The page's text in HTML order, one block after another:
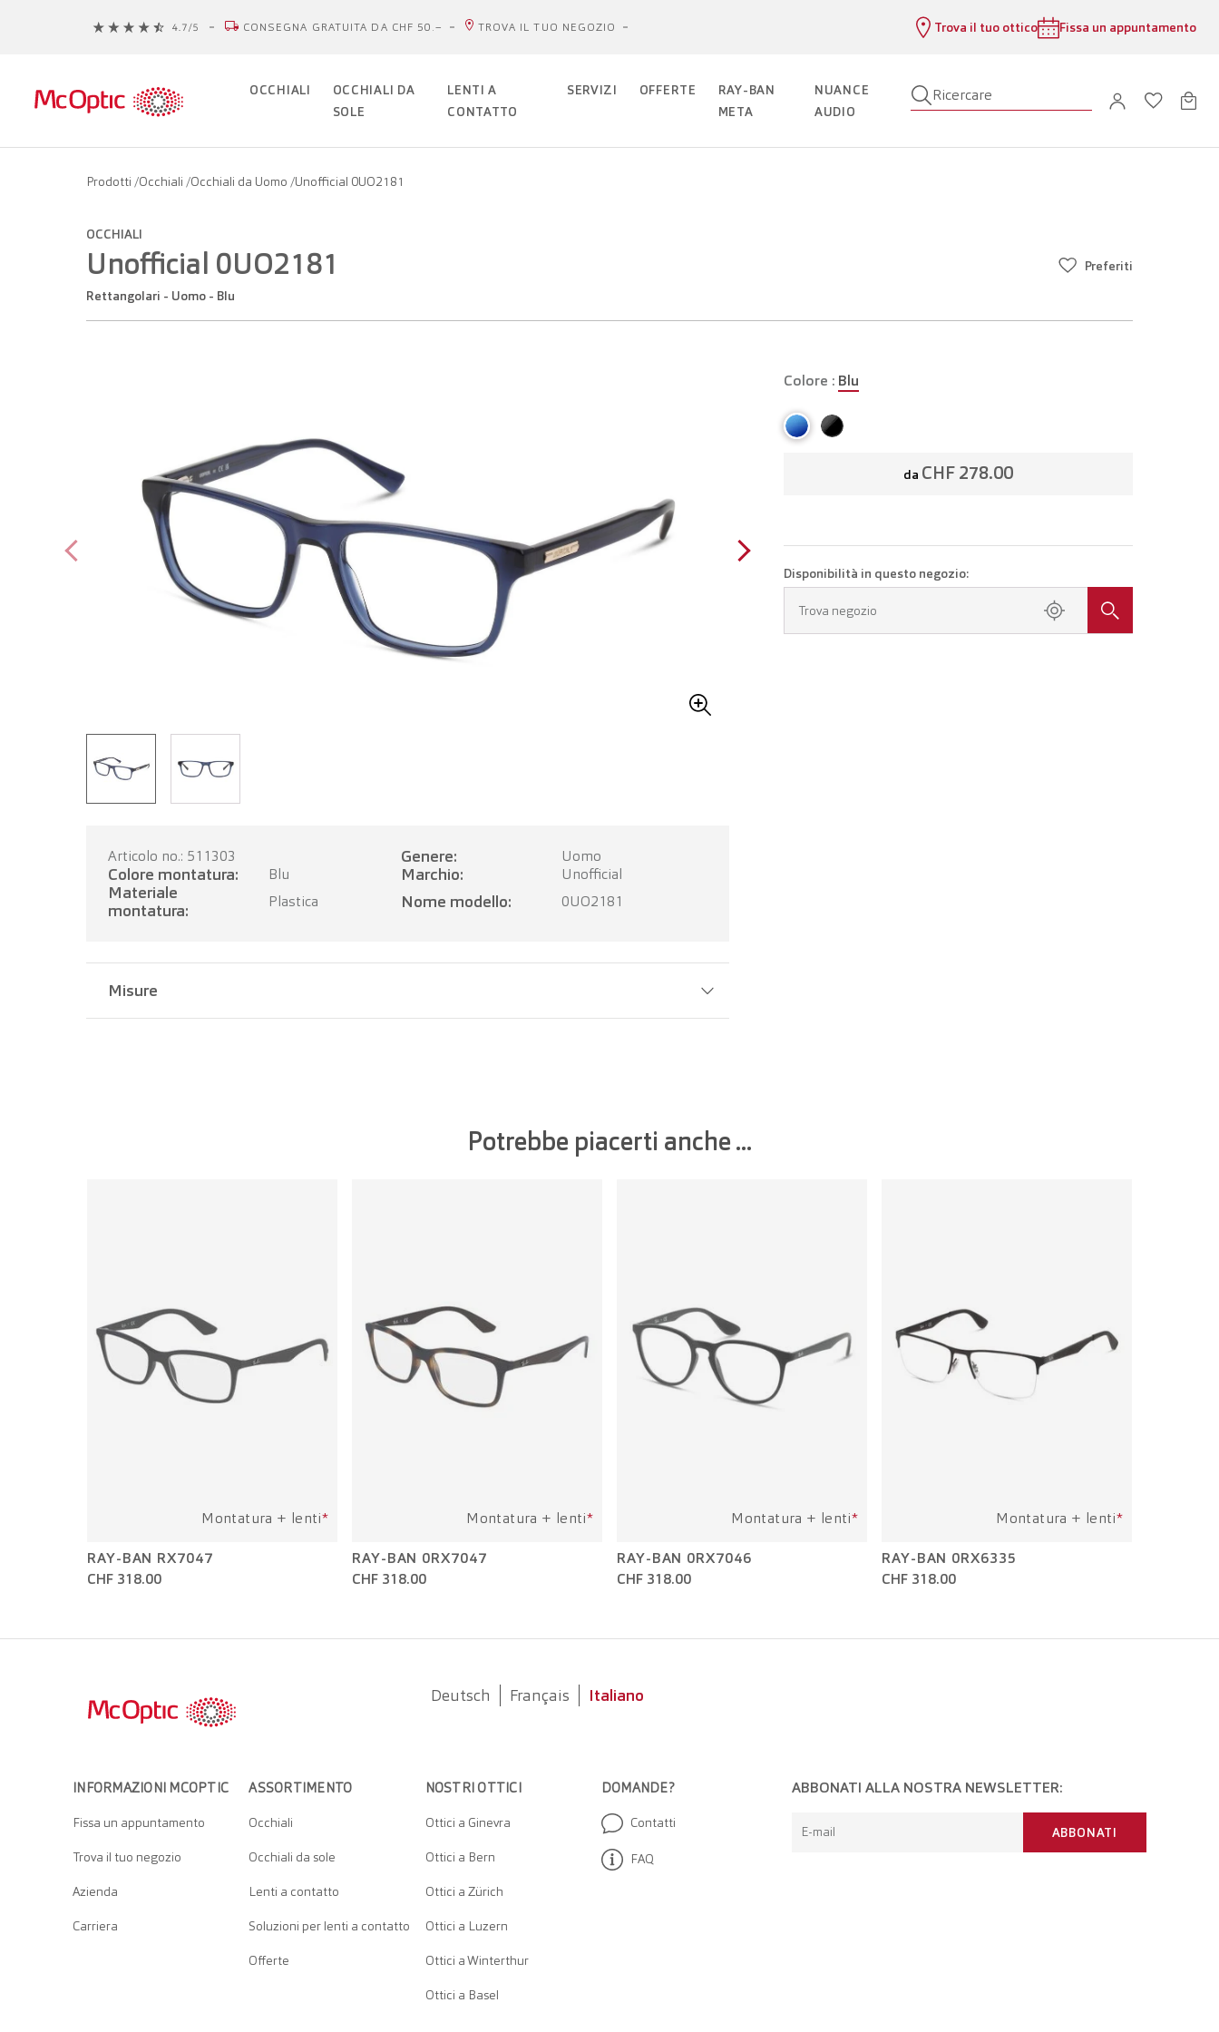
CONSEGNA GRATUITA DA CHF 50.– TROVA IL TUO NEGOZIO Trova il tuo ottico Fissa un appuntamento
OCCHIALI
OCCHIALI DA
SOLE
LENTI A
CONTATTO
SERVIZI OFFERTE
RAY-BAN
META
NUANCE
AUDIO
Ricercare
Prodotti /Occhiali /Occhiali da Uomo /Unofficial 0UO2181
OCCHIALI
Unofficial 0UO2181
Rettangolari - Uomo - Blu
Preferiti
Colore : Blu
da CHF 278.00
Disponibilità in questo negozio:
Trova negozio
Articolo no.: 511303 Genere: Uomo
Colore montatura: Blu Marchio: Unofficial
Materiale
montatura:
Plastica Nome modello: 0UO2181
Misure
Potrebbe piacerti anche ...
Montatura + lenti*
RAY-BAN RX7047
CHF 318.00
Montatura + lenti*
RAY-BAN 0RX7047
CHF 318.00
Montatura + lenti*
RAY-BAN 0RX7046
CHF 318.00
Montatura + lenti*
RAY-BAN 0RX6335
CHF 318.00
Deutsch Français Italiano
INFORMAZIONI MCOPTIC
Fissa un appuntamento
Trova il tuo negozio
Azienda
Carriera
ASSORTIMENTO
Occhiali
Occhiali da sole
Lenti a contatto
Soluzioni per lenti a contatto
Offerte
NOSTRI OTTICI
Ottici a Ginevra
Ottici a Bern
Ottici a Zürich
Ottici a Luzern
Ottici a Winterthur
Ottici a Basel
DOMANDE?
Contatti
FAQ
ABBONATI ALLA NOSTRA NEWSLETTER:
E-mail ABBONATI